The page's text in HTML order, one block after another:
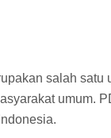
salah satu
umum.